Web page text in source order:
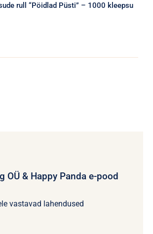
rull “Pöidlad Püsti” – 1000 kleepsu
OÜ & Happy Panda e-pood
vastavad lahendused